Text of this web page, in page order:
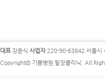
대표강윤식 사업자220-90-63842 서울시
Copyright© 기쁨병원 탈장클리닉. All